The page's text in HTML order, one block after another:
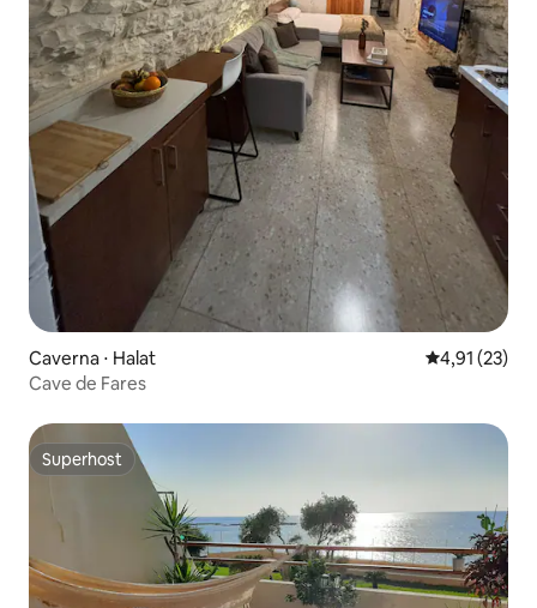
Caverna ⋅ Halat 4,91 de uma
4,91 (23)
Cave de Fares
Superhost
Superhost